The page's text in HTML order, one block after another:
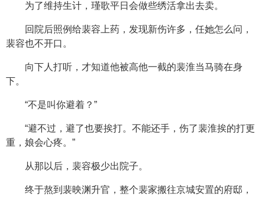
为了维持生计，瑾歌平日会做些绣活拿出去卖。
回院后照例给裴容上药，发现新伤许多，任她怎么问，
裴容也不开口。
向下人打听，才知道他被高他一截的裴淮当马骑在身
下。
“不是叫你避着？”
“避不过，避了也要挨打。不能还手，伤了裴淮挨的打更
重，娘会心疼。”
从那以后，裴容极少出院子。
终于熬到裴映渊升官，整个裴家搬往京城安置的府邸，